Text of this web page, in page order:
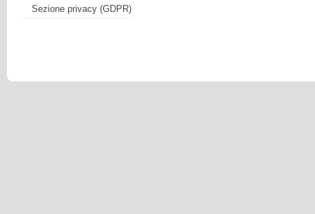
Sezione privacy (GDPR)